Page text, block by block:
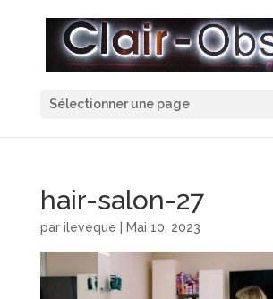
Sélectionner une page
hair-salon-27
par ileveque Mai 10, 2023